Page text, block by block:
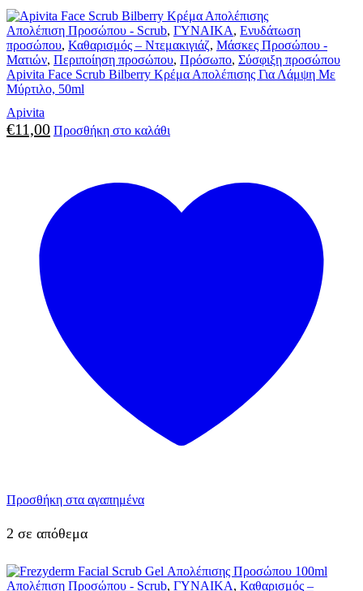
Απολέπιση Προσώπου - Scrub, ΓΥΝΑΙΚΑ, Ενυδάτωση
προσώπου, Καθαρισμός – Ντεμακιγιάζ, Μάσκες Προσώπου -
Ματιών, Περιποίηση προσώπου, Πρόσωπο, Σύσφιξη προσώπου
Apivita Face Scrub Bilberry Κρέμα Απολέπισης Για Λάμψη Με
Μύρτιλο, 50ml
Apivita
€11,00 Προσθήκη στο καλάθι
Προσθήκη στα αγαπημένα
2 σε απόθεμα
Απολέπιση Προσώπου - Scrub, ΓΥΝΑΙΚΑ, Καθαρισμός –